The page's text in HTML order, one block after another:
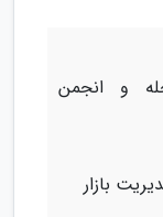
و انجمن
بازار